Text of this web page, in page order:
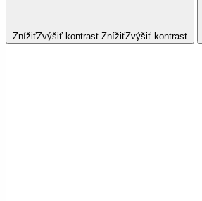
ZnížiťZvýšiť kontrast ZnížiťZvýšiť kontrast